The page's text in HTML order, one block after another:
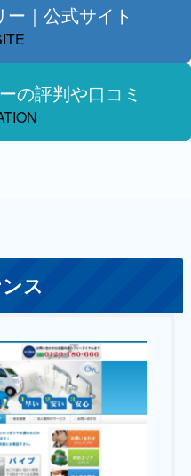
｜公式サイト
の評判や口コミ
ス